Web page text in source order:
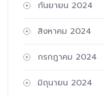
กันยายน 2024
สิงหาคม 2024
กรกฎาคม 2024
มิถุนายน 2024